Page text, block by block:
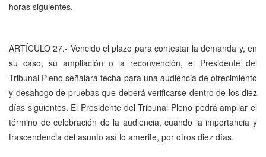
horas siguientes.
ARTÍCULO 27.- Vencido el plazo para contestar la demanda y, en
su caso, su ampliación o la reconvención, el Presidente del
Tribunal Pleno señalará fecha para una audiencia de ofrecimiento
y desahogo de pruebas que deberá verificarse dentro de los diez
días siguientes. El Presidente del Tribunal Pleno podrá ampliar el
término de celebración de la audiencia, cuando la importancia y
trascendencia del asunto así lo amerite, por otros diez días.